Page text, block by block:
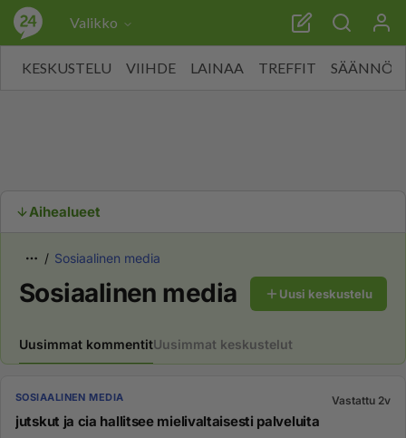
Valikko
KESKUSTELU VIIHDE LAINAA TREFFIT SÄÄNNÖT
Aihealueet
Sosiaalinen media
Sosiaalinen media Uusi keskustelu
Uusimmat kommentitUusimmat keskustelut
SOSIAALINEN MEDIA Vastattu 2v
jutskut ja cia hallitsee mielivaltaisesti palveluita